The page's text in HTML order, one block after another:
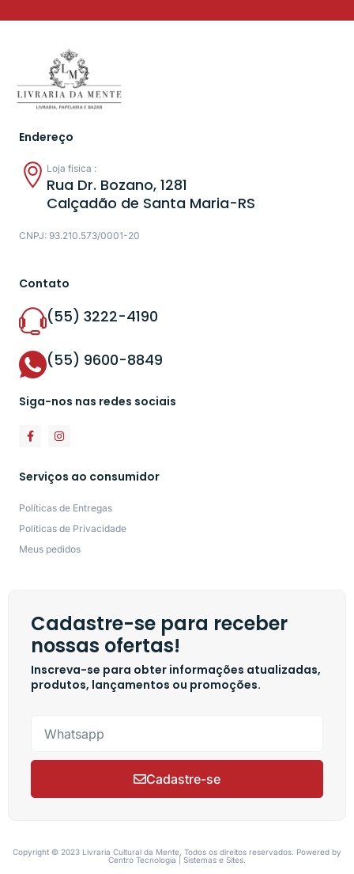
Endereço
Loja física :
Rua Dr. Bozano, 1281
Calçadão de Santa Maria-RS
CNPJ: 93.210.573/0001-20
Contato
(55) 3222-4190
(55) 9600-8849
Siga-nos nas redes sociais
Serviços ao consumidor
Políticas de Entregas
Políticas de Privacidade
Meus pedidos
Cadastre-se para receber
nossas ofertas!
Inscreva-se para obter informações atualizadas,
produtos, lançamentos ou promoções.
Cadastre-se
Copyright © 2023 Livraria Cultural da Mente, Todos os direitos reservados. Powered by
Centro Tecnologia | Sistemas e Sites.